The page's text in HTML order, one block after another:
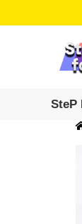
SteP